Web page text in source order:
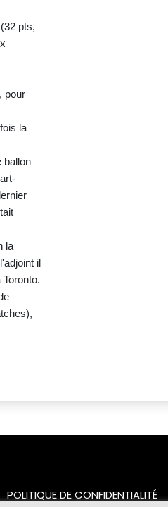
pts,
pour
la
ballon
la
il
POLITIQUE DE CONFIDENTIALITÉ